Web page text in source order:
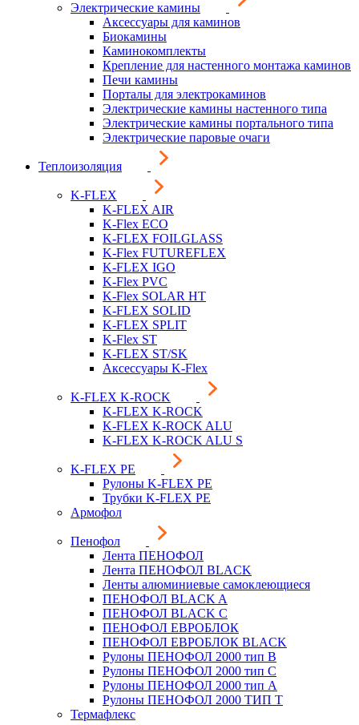
Электрические камины
Аксессуары для каминов
Биокамины
Каминокомплекты
Крепление для настенного монтажа каминов
Печи камины
Порталы для электрокаминов
Электрические камины настенного типа
Электрические камины портального типа
Электрические паровые очаги
Теплоизоляция
K-FLEX
K-FLEX AIR
K-Flex ECO
K-FLEX FOILGLASS
K-Flex FUTUREFLEX
K-FLEX IGO
K-Flex PVC
K-Flex SOLAR HT
K-FLEX SOLID
K-FLEX SPLIT
K-Flex ST
K-FLEX ST/SK
Аксессуары K-Flex
K-FLEX K-ROCK
K-FLEX K-ROCK
K-FLEX K-ROCK ALU
K-FLEX K-ROCK ALU S
K-FLEX PE
Рулоны K-FLEX PE
Трубки K-FLEX PE
Армофол
Пенофол
Лента ПЕНОФОЛ
Лента ПЕНОФОЛ BLACK
Ленты алюминиевые самоклеющиеся
ПЕНОФОЛ BLACK A
ПЕНОФОЛ BLACK С
ПЕНОФОЛ ЕВРОБЛОК
ПЕНОФОЛ ЕВРОБЛОК BLACK
Рулоны ПЕНОФОЛ 2000 тип B
Рулоны ПЕНОФОЛ 2000 тип C
Рулоны ПЕНОФОЛ 2000 тип А
Рулоны ПЕНОФОЛ 2000 ТИП Т
Термафлекс